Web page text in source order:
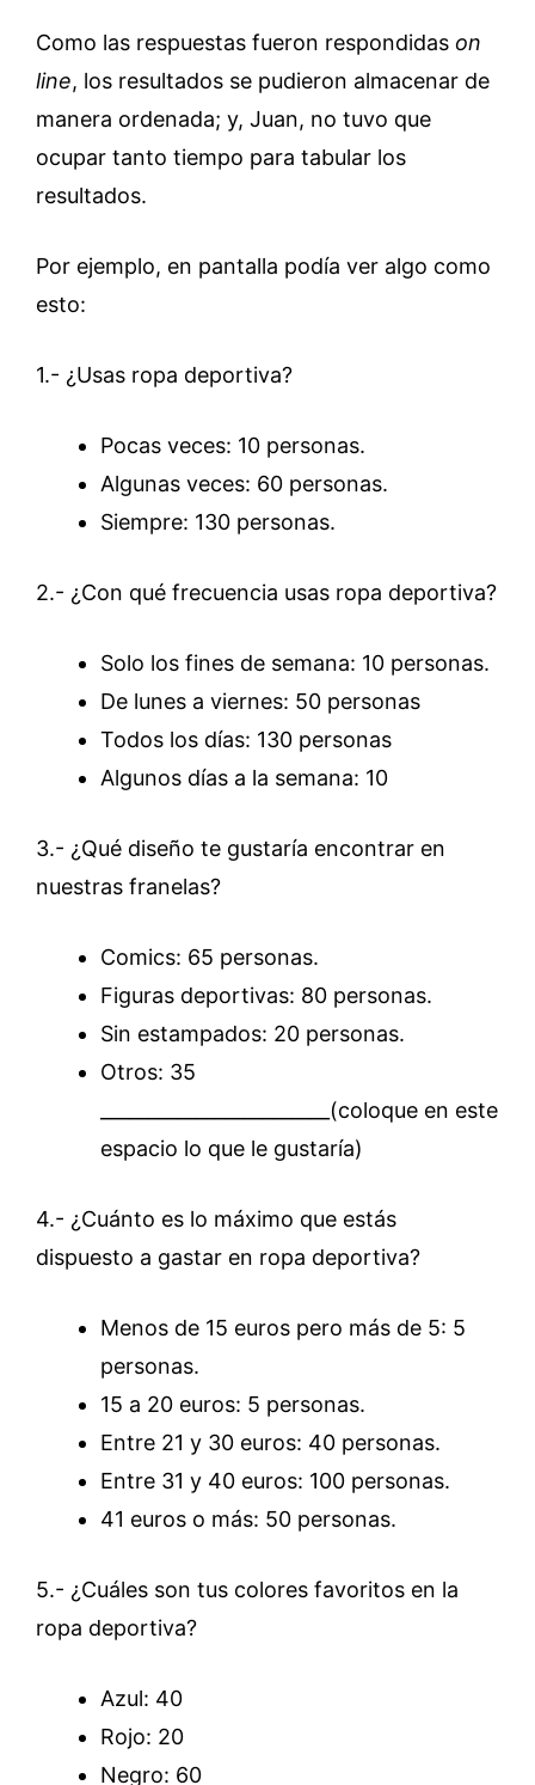
Como las respuestas fueron respondidas on
line, los resultados se pudieron almacenar de
manera ordenada; y, Juan, no tuvo que
ocupar tanto tiempo para tabular los
resultados.
Por ejemplo, en pantalla podía ver algo como
esto:
1.- ¿Usas ropa deportiva?
Pocas veces: 10 personas.
Algunas veces: 60 personas.
Siempre: 130 personas.
2.- ¿Con qué frecuencia usas ropa deportiva?
Solo los fines de semana: 10 personas.
De lunes a viernes: 50 personas
Todos los días: 130 personas
Algunos días a la semana: 10
3.- ¿Qué diseño te gustaría encontrar en
nuestras franelas?
Comics: 65 personas.
Figuras deportivas: 80 personas.
Sin estampados: 20 personas.
Otros: 35
________________________(coloque en este
espacio lo que le gustaría)
4.- ¿Cuánto es lo máximo que estás
dispuesto a gastar en ropa deportiva?
Menos de 15 euros pero más de 5: 5
personas.
15 a 20 euros: 5 personas.
Entre 21 y 30 euros: 40 personas.
Entre 31 y 40 euros: 100 personas.
41 euros o más: 50 personas.
5.- ¿Cuáles son tus colores favoritos en la
ropa deportiva?
Azul: 40
Rojo: 20
Negro: 60